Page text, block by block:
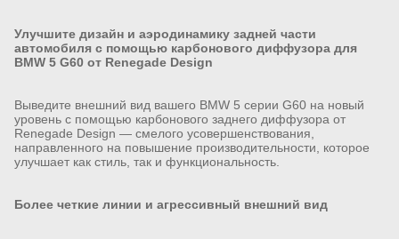
Улучшите дизайн и аэродинамику задней части
автомобиля с помощью карбонового диффузора для
BMW 5 G60 от Renegade Design
Выведите внешний вид вашего BMW 5 серии G60 на новый
уровень с помощью карбонового заднего диффузора от
Renegade Design — смелого усовершенствования,
направленного на повышение производительности, которое
улучшает как стиль, так и функциональность.
Более четкие линии и агрессивный внешний вид